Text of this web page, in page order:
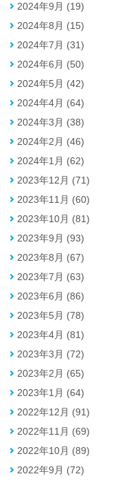
2024年9月 (19)
2024年8月 (15)
2024年7月 (31)
2024年6月 (50)
2024年5月 (42)
2024年4月 (64)
2024年3月 (38)
2024年2月 (46)
2024年1月 (62)
2023年12月 (71)
2023年11月 (60)
2023年10月 (81)
2023年9月 (93)
2023年8月 (67)
2023年7月 (63)
2023年6月 (86)
2023年5月 (78)
2023年4月 (81)
2023年3月 (72)
2023年2月 (65)
2023年1月 (64)
2022年12月 (91)
2022年11月 (69)
2022年10月 (89)
2022年9月 (72)